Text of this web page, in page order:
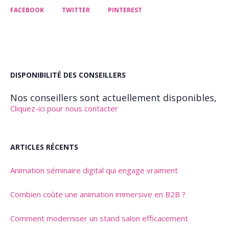
FACEBOOK TWITTER PINTEREST
DISPONIBILITÉ DES CONSEILLERS
Nos conseillers sont actuellement disponibles,
Cliquez-ici pour nous contacter
ARTICLES RÉCENTS
Animation séminaire digital qui engage vraiment
Combien coûte une animation immersive en B2B ?
Comment moderniser un stand salon efficacement